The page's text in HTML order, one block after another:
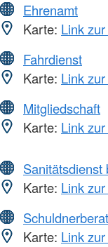
Ehrenamt
Karte: Link
Fahrdienst
Karte: Link
Mitgliedschaft
Karte: Link
Sanitätsdienst
Karte: Link
Karte: Link